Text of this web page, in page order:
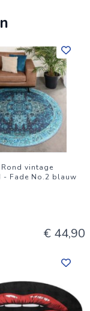
vintage
- Fade No.2 blauw
€ 44,90